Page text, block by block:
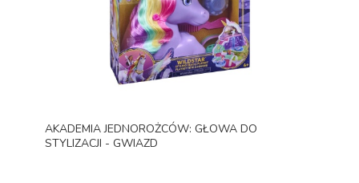
AKADEMIA JEDNOROŻCÓW: GŁOWA DO
STYLIZACJI - GWIAZD